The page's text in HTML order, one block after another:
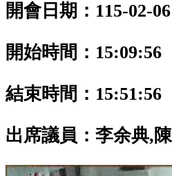
開會日期：115-02-06
開始時間：15:09:56
結束時間：15:51:56
出席議員： 李余典,